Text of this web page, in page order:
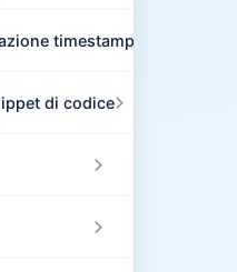
timestamp
di codice